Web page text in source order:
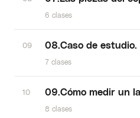
6 clases
09 08.Caso de
7 clases
10 09.Cómo medir un
8 clases